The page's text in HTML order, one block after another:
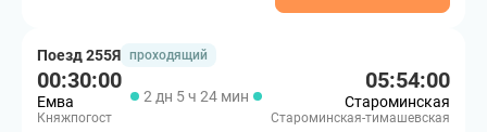
Поезд 255Я проходящий
00:30:00
Емва
Княжпогост
2 дн 5 ч 24 мин
05:54:00
Староминская
Староминская-тимашевская